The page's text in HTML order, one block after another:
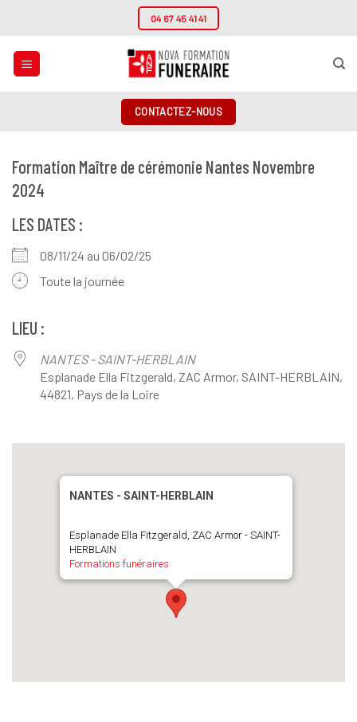
contenu
04 67 45 41 41
CONTACTEZ-NOUS
Formation Maître de cérémonie Nantes Novembre
2024
LES DATES :
08/11/24 au 06/02/25
Toute la journée
LIEU :
NANTES - SAINT-HERBLAIN
Esplanade Ella Fitzgerald, ZAC Armor, SAINT-HERBLAIN,
44821, Pays de la Loire
NANTES - SAINT-HERBLAIN
Esplanade Ella Fitzgerald, ZAC Armor - SAINT-
HERBLAIN
Formations funéraires